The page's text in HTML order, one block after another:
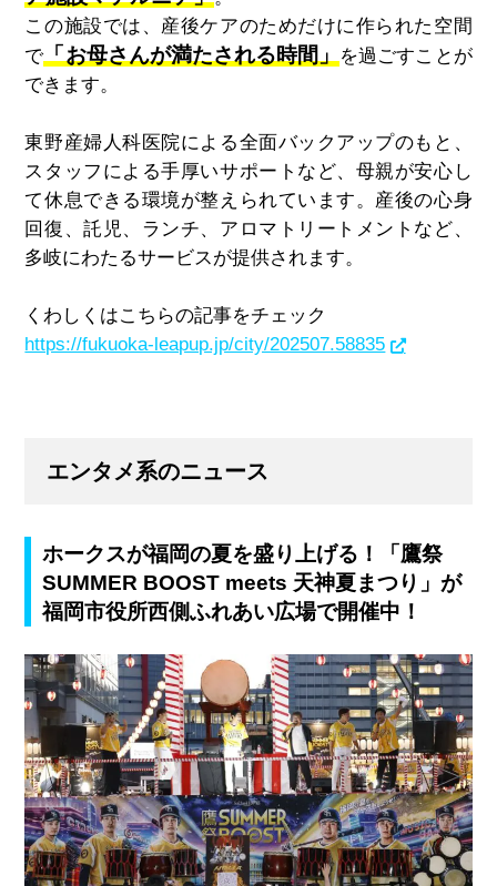
この施設では、産後ケアのためだけに作られた空間
で「お母さんが満たされる時間」を過ごすことが
できます。
東野産婦人科医院による全面バックアップのもと、
スタッフによる手厚いサポートなど、母親が安心し
て休息できる環境が整えられています。産後の心身
回復、託児、ランチ、アロマトリートメントなど、
多岐にわたるサービスが提供されます。
くわしくはこちらの記事をチェック
https://fukuoka-leapup.jp/city/202507.58835
エンタメ系のニュース
ホークスが福岡の夏を盛り上げる！「鷹祭
SUMMER BOOST meets 天神夏まつり」が
福岡市役所西側ふれあい広場で開催中！